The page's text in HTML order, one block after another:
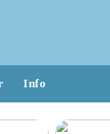
Info